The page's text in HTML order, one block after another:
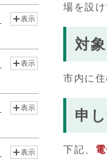
場を設け
対象
市内に
申
下記、
表示
表示
表示
表示